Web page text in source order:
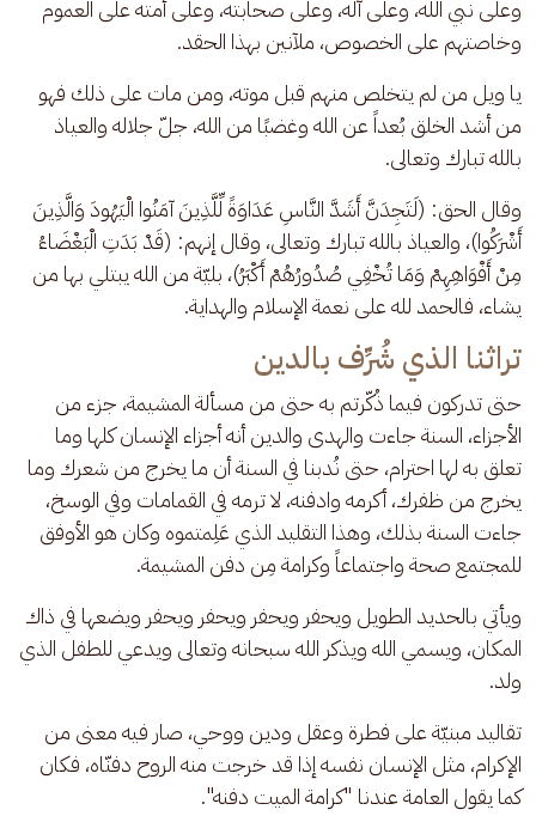
وعلى نبي الله، وعلى آله، وعلى صحابته، وعلى أمته على العموم
وخاصتهم على الخصوص، ملآنين بهذا الحقد.
يا ويل من لم يتخلص منهم قبل موته، ومن مات على ذلك فهو
من أشد الخلق بُعداً عن الله وغضبًا من الله، جلّ جلاله والعياذ
بالله تبارك وتعالى.
وقال الحق: (لَتَجِدَنَّ أَشَدَّ النَّاسِ عَدَاوَةً لِّلَّذِينَ آمَنُوا الْيَهُودَ وَالَّذِينَ
أَشْرَكُوا)، والعياذ بالله تبارك وتعالى، وقال إنهم: (قَدْ بَدَتِ الْبَغْضَاءُ
مِنْ أَفْوَاهِهِمْ وَمَا تُخْفِي صُدُورُهُمْ أَكْبَرُ)، بليّة من الله يبتلي بها من
يشاء، فالحمد لله على نعمة الإسلام والهداية.
تراثنا الذي شُرِّف بالدين
حتى تدركون فيما ذُكّرتم به حتى من مسألة المشيمة، جزء من
الأجزاء، السنة جاءت والهدى والدين أنه أجزاء الإنسان كلها وما
تعلق به لها احترام، حتى نُدبنا في السنة أن ما يخرج من شعرك وما
يخرج من ظفرك، أكرمه وادفنه، لا ترمه في القمامات وفي الوسخ،
جاءت السنة بذلك، وهذا التقليد الذي عَلِمتموه وكان هو الأوفق
للمجتمع صحة واجتماعاً وكرامة مِن دفن المشيمة.
ويأتي بالحديد الطويل ويحفر ويحفر ويحفر ويحفر ويضعها في ذاك
المكان، ويسمي الله ويذكر الله سبحانه وتعالى ويدعي للطفل الذي
ولد.
تقاليد مبنيّة على فطرة وعقل ودين ووحي، صار فيه معنى من
الإكرام، مثل الإنسان نفسه إذا قد خرجت منه الروح دفنّاه، فكان
كما يقول العامة عندنا "كرامة الميت دفنه".